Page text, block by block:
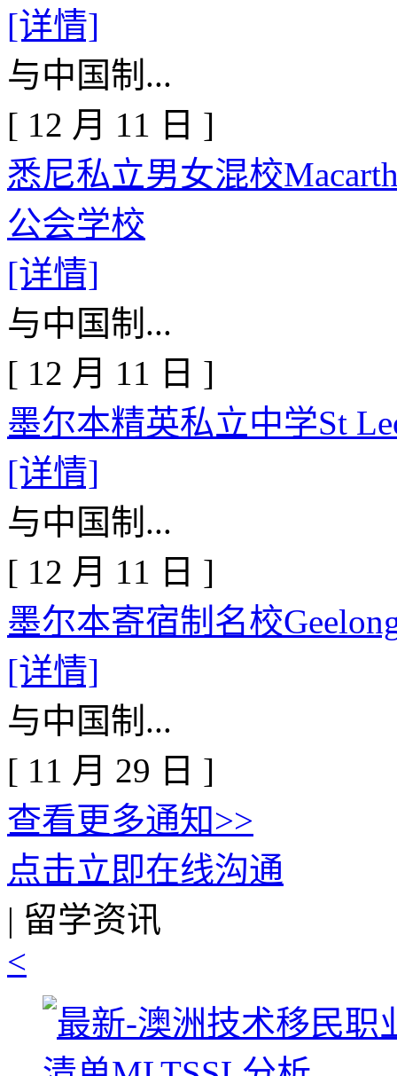
[详情]
与中国制...
[ 12 月 11 日 ]
悉尼私立男女混校
公会学校
[详情]
与中国制...
[ 12 月 11 日 ]
墨尔本精英私立中学St
[详情]
与中国制...
[ 12 月 11 日 ]
墨尔本寄宿制名校
[详情]
与中国制...
[ 11 月 29 日 ]
查看更多通知>>
点击立即在线沟通
| 留学资讯
<